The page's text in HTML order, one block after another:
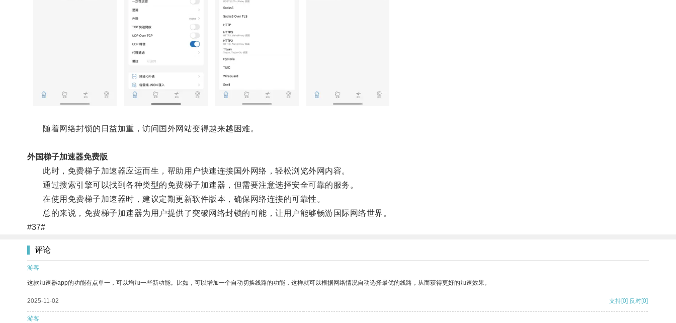
随着网络封锁的日益加重，访问国外网站变得越来越困难。
外国梯子加速器免费版
此时，免费梯子加速器应运而生，帮助用户快速连接国外网络，轻松浏览外网内容。
通过搜索引擎可以找到各种类型的免费梯子加速器，但需要注意选择安全可靠的服务。
在使用免费梯子加速器时，建议定期更新软件版本，确保网络连接的可靠性。
总的来说，免费梯子加速器为用户提供了突破网络封锁的可能，让用户能够畅游国际网络世界。
#37#
评论
游客
这款加速器app的功能有点单一，可以增加一些新功能。比如，可以增加一个自动切换线路的功能，这样就可以根据网络情况自动选择最优的线路，从而获得更好的加速效果。
2025-11-02 支持[0] 反对[0]
游客